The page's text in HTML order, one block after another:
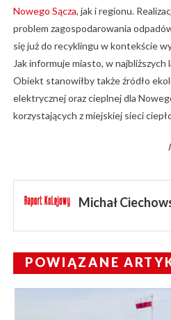
Nowego Sącza, jak i regionu.
problem zagospodarowania
się już do recyklingu w kontekście
Jak informuje miasto, w
Obiekt stanowiłby także źródło
elektrycznej oraz cieplnej dla
korzystających z miejskiej sieci
Michał
POWIĄZANE